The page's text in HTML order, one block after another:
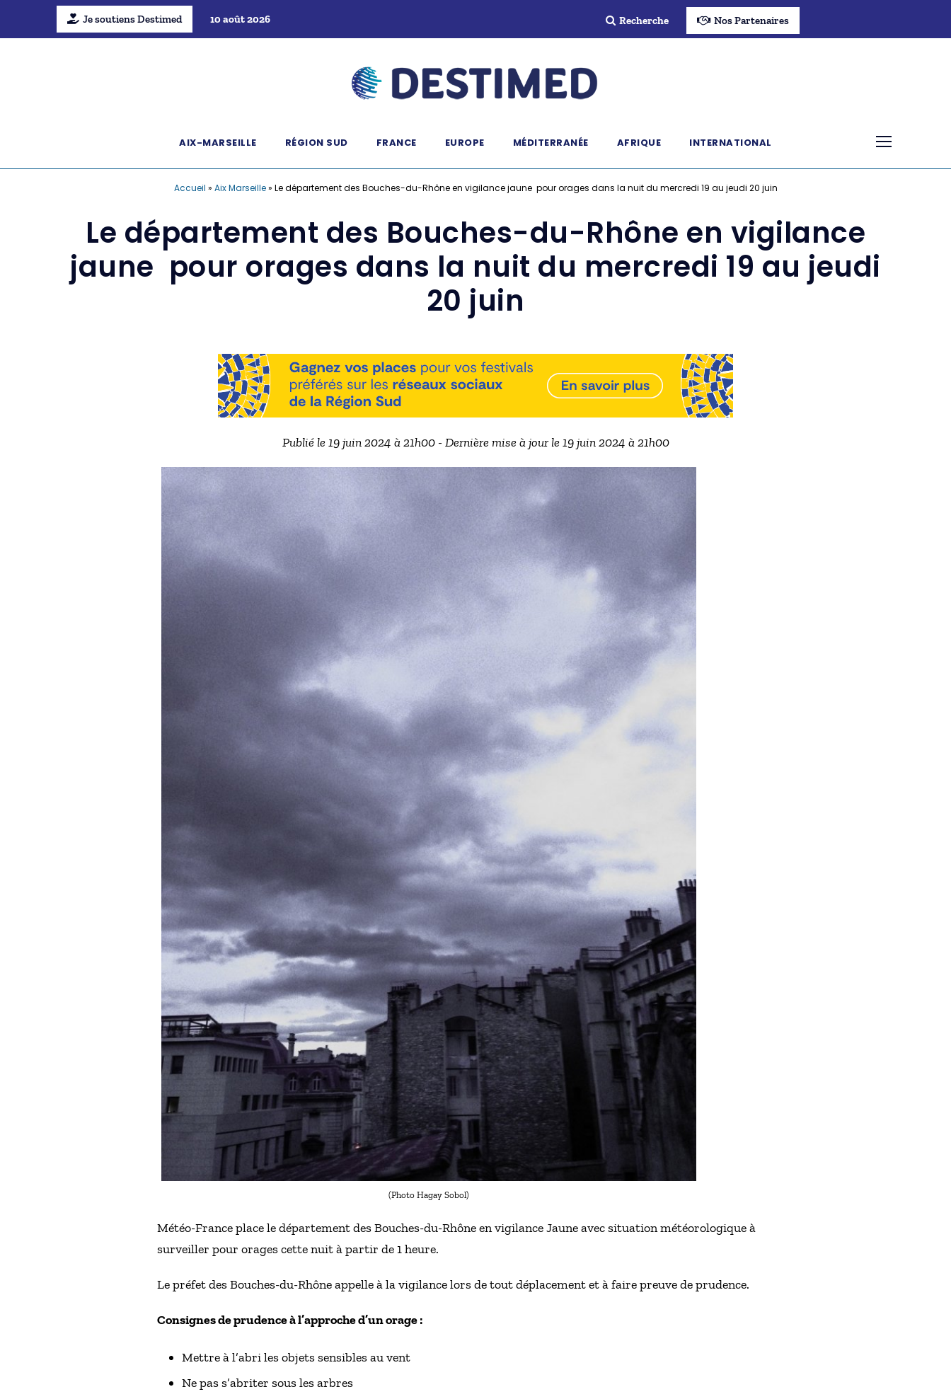
Je soutiens Destimed 10 août 2026 Recherche Nos Partenaires
AIX-MARSEILLE RÉGION SUD FRANCE EUROPE MÉDITERRANÉE AFRIQUE INTERNATIONAL
Accueil » Aix Marseille» Le département des Bouches-du-Rhône en vigilance jaune pour orages dans la nuit du mercredi 19 au jeudi 20 juin
Le département des Bouches-du-Rhône en vigilance
jaune pour orages dans la nuit du mercredi 19 au jeudi
20 juin
Publié le 19 juin 2024 à 21h00 - Dernière mise à jour le 19 juin 2024 à 21h00
(Photo Hagay Sobol)
Météo-France place le département des Bouches-du-Rhône en vigilance Jaune avec situation météorologique à
surveiller pour orages cette nuit à partir de 1 heure.
Le préfet des Bouches-du-Rhône appelle à la vigilance lors de tout déplacement et à faire preuve de prudence.
Consignes de prudence à l’approche d’un orage :
Mettre à l’abri les objets sensibles au vent
Ne pas s’abriter sous les arbres